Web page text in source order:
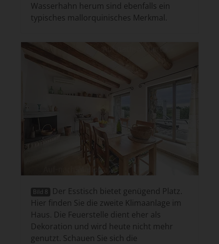
Wasserhahn herum sind ebenfalls ein
typisches mallorquinisches Merkmal.
Bild 8
Der Esstisch bietet genügend Platz.
Hier finden Sie die zweite Klimaanlage im
Haus. Die Feuerstelle dient eher als
Dekoration und wird heute nicht mehr
genutzt. Schauen Sie sich die